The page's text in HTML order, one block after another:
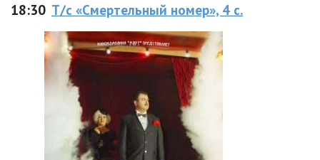
18:30 Т/с «Смертельный номер», 4 с.